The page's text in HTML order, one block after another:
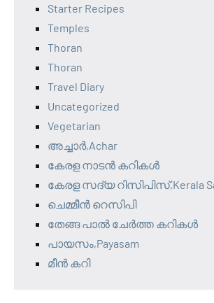
Starter Recipes
Temples
Thoran
Thoran
Travel Diary
Uncategorized
Vegetarian
അച്ചാർ,Achar
കേരള നാടൻ കറികൾ
കേരള സദ്യ റിസിപിസ്,Kerala
ചെമ്മീൻ റെസിപി
തേങ്ങ പാൽ ചേർത്ത കറികൾ
പായസം,Payasam
മീൻ കറി